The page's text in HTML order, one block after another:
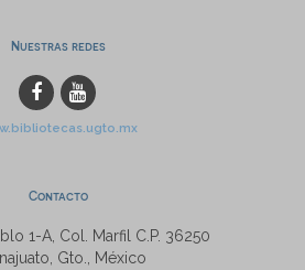
Nuestras redes
Contacto
1-A, Col. Marfil C.P. 36250
Gto., México